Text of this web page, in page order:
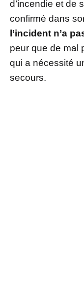
d’incendie et de
confirmé dans
l’incident n’a
peur que de mal
qui a nécessité
secours.